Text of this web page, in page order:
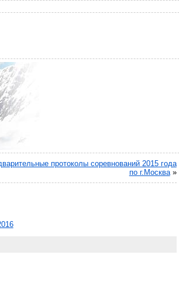
протоколы соревнований 2015 года
по г.Москва»